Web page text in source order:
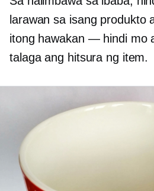
larawan sa isang produkto
itong hawakan — hindi mo
talaga ang hitsura ng item.